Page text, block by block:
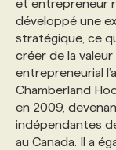
et entrepreneur
développé une
stratégique, ce
créer de la
entrepreneurial
Chamberland
en 2009,
indépendantes
au Canada. Il a